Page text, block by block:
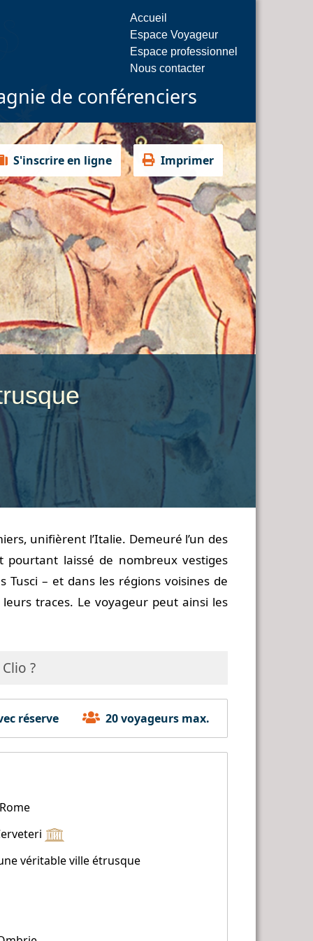
Accueil
Espace Voyageur
Espace professionnel
Nous contacter
de conférenciers
S'inscrire en ligne Imprimer
unifièrent l’Italie. Demeuré l’un des
pourtant laissé de nombreux vestiges
Tusci – et dans les régions voisines de
traces. Le voyageur peut ainsi les
?
réserve 20 voyageurs max.
véritable ville étrusque